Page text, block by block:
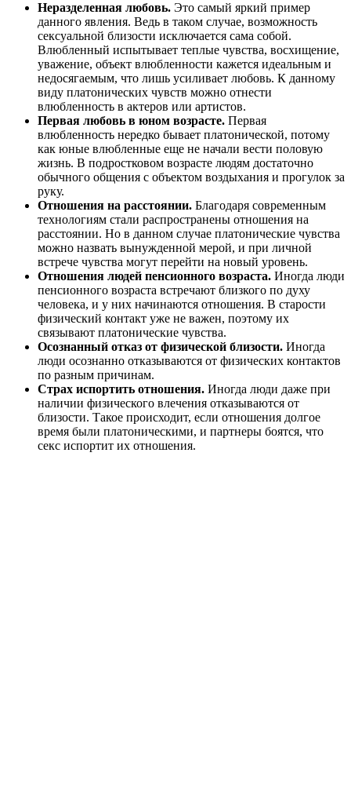
Неразделенная любовь. Это самый яркий пример
данного явления. Ведь в таком случае, возможность
сексуальной близости исключается сама собой.
Влюбленный испытывает теплые чувства, восхищение,
уважение, объект влюбленности кажется идеальным и
недосягаемым, что лишь усиливает любовь. К данному
виду платонических чувств можно отнести
влюбленность в актеров или артистов.
Первая любовь в юном возрасте. Первая
влюбленность нередко бывает платонической, потому
как юные влюбленные еще не начали вести половую
жизнь. В подростковом возрасте людям достаточно
обычного общения с объектом воздыхания и прогулок за
руку.
Отношения на расстоянии. Благодаря современным
технологиям стали распространены отношения на
расстоянии. Но в данном случае платонические чувства
можно назвать вынужденной мерой, и при личной
встрече чувства могут перейти на новый уровень.
Отношения людей пенсионного возраста. Иногда люди
пенсионного возраста встречают близкого по духу
человека, и у них начинаются отношения. В старости
физический контакт уже не важен, поэтому их
связывают платонические чувства.
Осознанный отказ от физической близости. Иногда
люди осознанно отказываются от физических контактов
по разным причинам.
Страх испортить отношения. Иногда люди даже при
наличии физического влечения отказываются от
близости. Такое происходит, если отношения долгое
время были платоническими, и партнеры боятся, что
секс испортит их отношения.